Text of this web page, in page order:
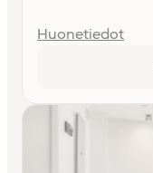
Huonetiedot